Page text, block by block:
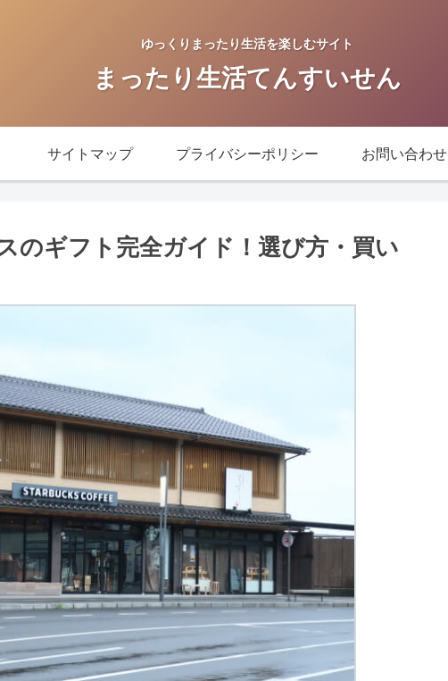
ゆっくりまったり生活を楽しむサイト
まったり生活てんすいせん
サイトマップ プライバシーポリシー お問い合わせ
のギフト完全ガイド！選び方・買い